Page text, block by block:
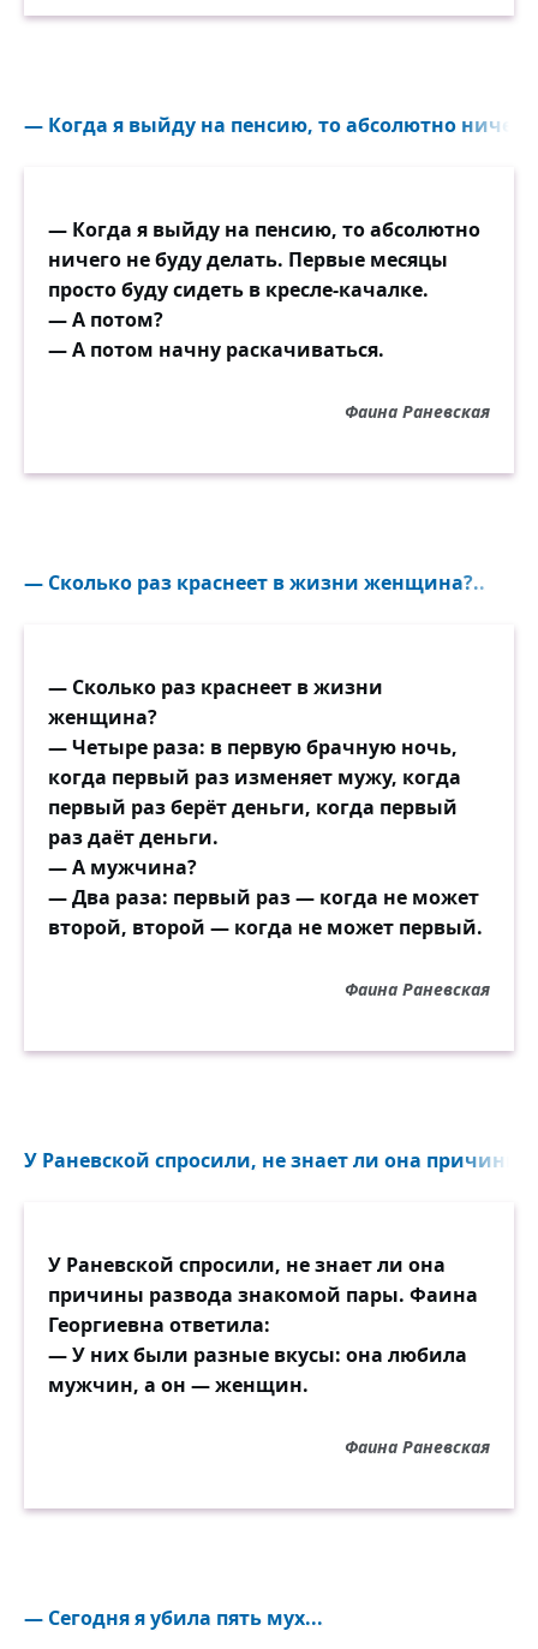
— Когда я выйду на пенсию, то абсолютно ничего
— Когда я выйду на пенсию, то абсолютно
ничего не буду делать. Первые месяцы
просто буду сидеть в кресле-качалке.
— А потом?
— А потом начну раскачиваться.
Фаина Раневская
— Сколько раз краснеет в жизни женщина?..
— Сколько раз краснеет в жизни
женщина?
— Четыре раза: в первую брачную ночь,
когда первый раз изменяет мужу, когда
первый раз берёт деньги, когда первый
раз даёт деньги.
— А мужчина?
— Два раза: первый раз — когда не может
второй, второй — когда не может первый.
Фаина Раневская
У Раневской спросили, не знает ли она причины
У Раневской спросили, не знает ли она
причины развода знакомой пары. Фаина
Георгиевна ответила:
— У них были разные вкусы: она любила
мужчин, а он — женщин.
Фаина Раневская
— Сегодня я убила пять мух...